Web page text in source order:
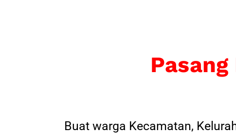
Buat warga Kecamatan,